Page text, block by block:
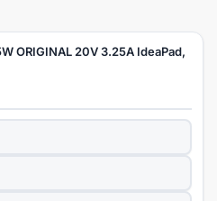
ORIGINAL 20V 3.25A IdeaPad,